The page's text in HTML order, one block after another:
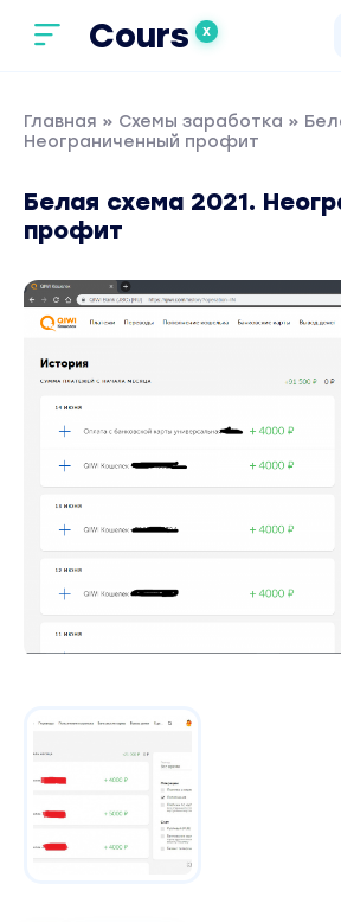
Cours X
Главная » Схемы заработка »
Неограниченный профит
Белая схема 2021.
профит